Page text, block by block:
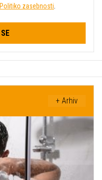
Politiko zasebnosti.
+ Arhiv